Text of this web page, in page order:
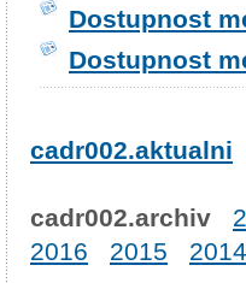
Dostupnost
Dostupnost
cadr002.aktualni
cadr002.archiv
2016
2015 2014